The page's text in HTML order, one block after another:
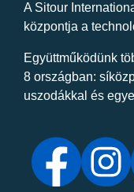
A Sitour
központja a
Együttműködünk
8 országban:
uszodákkal és